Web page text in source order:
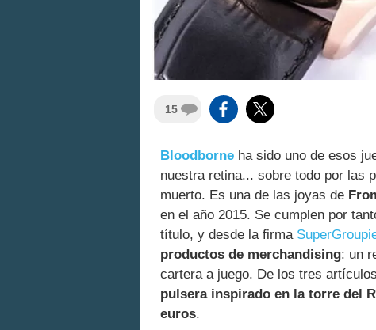
15
Bloodborne ha sido uno de esos
nuestra retina... sobre todo por las
muerto. Es una de las joyas de
en el año 2015. Se cumplen por
título, y desde la firma
productos de merchandising: un
cartera a juego. De los tres
pulsera inspirado en la torre del
euros.